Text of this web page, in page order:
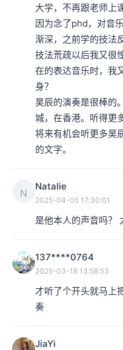
大学，不再跟老师上
因为念了phd，对音
渐深，之前学的技法
技法荒疏以后我又很
在的表达音乐时，我
身？
昊辰的演奏是很棒的
城，在香港。听得更
将来有机会听更多昊
的文字。
N
Natalie
2025-04-05 17:30:01
是他本人的声音吗？
137****0764
2025-03-18 13:58:53
才听了个开头就马上
奏
JiaYi